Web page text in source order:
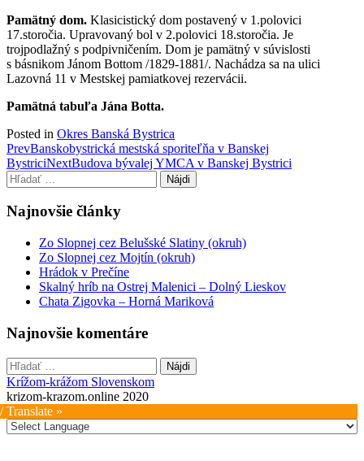
Pamätný dom. Klasicistický dom postavený v 1.polovici
17.storočia. Upravovaný bol v 2.polovici 18.storočia. Je
trojpodlažný s podpivničením. Dom je pamätný v súvislosti
s básnikom Jánom Bottom /1829-1881/. Nachádza sa na ulici
Lazovná 11 v Mestskej pamiatkovej rezervácii.
Pamätná tabuľa Jána Botta.
Posted in Okres Banská Bystrica
Post
navigation
PrevBanskobystrická mestská sporiteľňa v Banskej
BystriciNextBudova bývalej YMCA v Banskej Bystrici
Hľadať:
Najnovšie články
Zo Slopnej cez Belušské Slatiny (okruh)
Zo Slopnej cez Mojtín (okruh)
Hrádok v Prečíne
Skalný hríb na Ostrej Malenici – Dolný Lieskov
Chata Zigovka – Horná Mariková
Najnovšie komentáre
Hľadať:
Krížom-krážom Slovenskom
krizom-krazom.online 2020
Translate »